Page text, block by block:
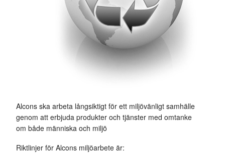
Alcons ska arbeta långsiktigt för ett miljövänligt samhälle
genom att erbjuda produkter och tjänster med omtanke
om både människa och miljö
Riktlinjer för Alcons miljöarbete är: